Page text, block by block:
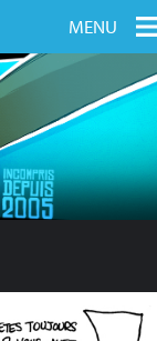
MENU